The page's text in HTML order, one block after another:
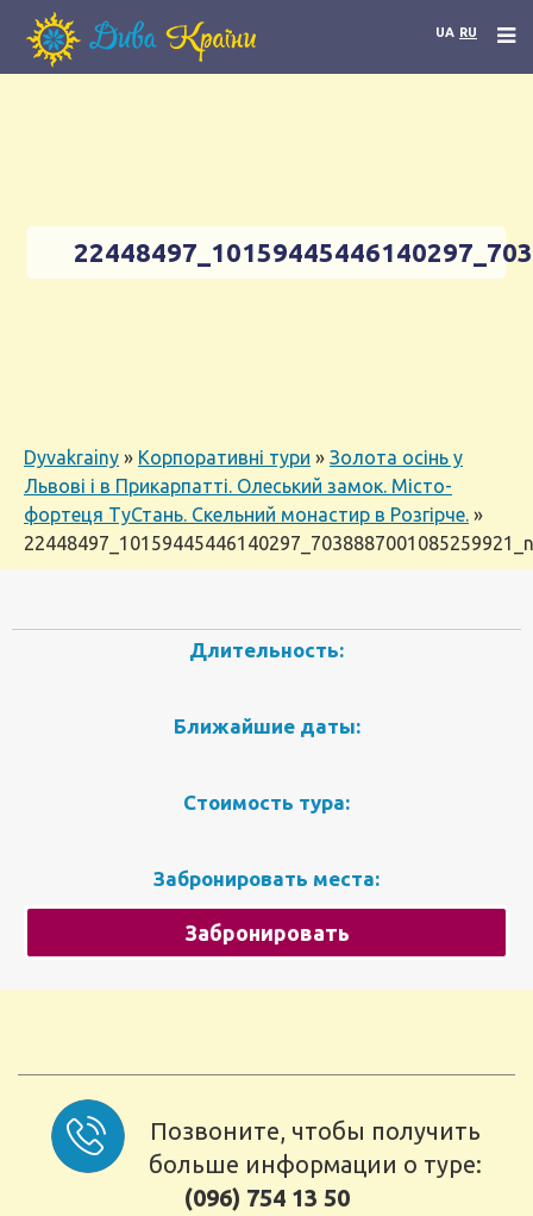
UA RU
Dyvakrainy » Корпоративні тури » Золота осінь у
Львові і в Прикарпатті. Олеський замок. Місто-
фортеця ТуСтань. Скельний монастир в Розгірче. »
22448497_10159445446140297_7038887001085259921_n
Длительность:
Ближайшие даты:
Стоимость тура:
Забронировать места:
Забронировать
Позвоните, чтобы получить
больше информации о туре:
(096) 754 13 50